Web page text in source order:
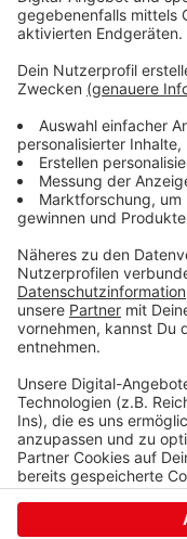
abgerissen. Die
zur Fludersbach
Verkehr wurde an
abgeleitet. Auch
VWS Linie R14
Eisatzkräften vor
Stunden. Gegen
freigegeben
Anzeige
Anzeige